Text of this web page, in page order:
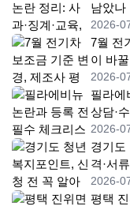
남았나
2026-
7월 전
이 바
2026-
필라
상담·
2026-
경기도
격·서
2026-
평택